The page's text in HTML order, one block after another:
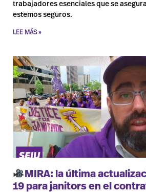
trabajadores esenciales que se
estemos seguros.
LEE MÁS »
MIRA: la última
19 para janitors en el